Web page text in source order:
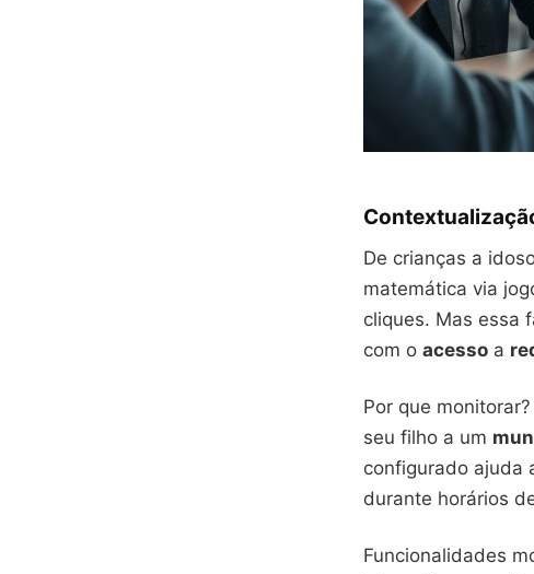
De crianças a
matemática via
cliques. Mas essa
com o acesso a
Por que
seu filho a um
configurado ajuda
durante horários
Funcionalidades